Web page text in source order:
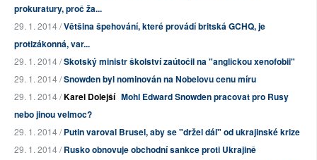
prokuratury, proč ža...
29. 1. 2014 /Většina špehování, které provádí britská GCHQ, je
protizákonná, var...
29. 1. 2014 /Skotský ministr školství zaútočil na "anglickou xenofobii"
29. 1. 2014 /Snowden byl nominován na Nobelovu cenu míru
29. 1. 2014 /Karel Dolejší Mohl Edward Snowden pracovat pro Rusy
nebo jinou velmoc?
29. 1. 2014 /Putin varoval Brusel, aby se "držel dál" od ukrajinské krize
29. 1. 2014 /Rusko obnovuje obchodní sankce proti Ukrajině